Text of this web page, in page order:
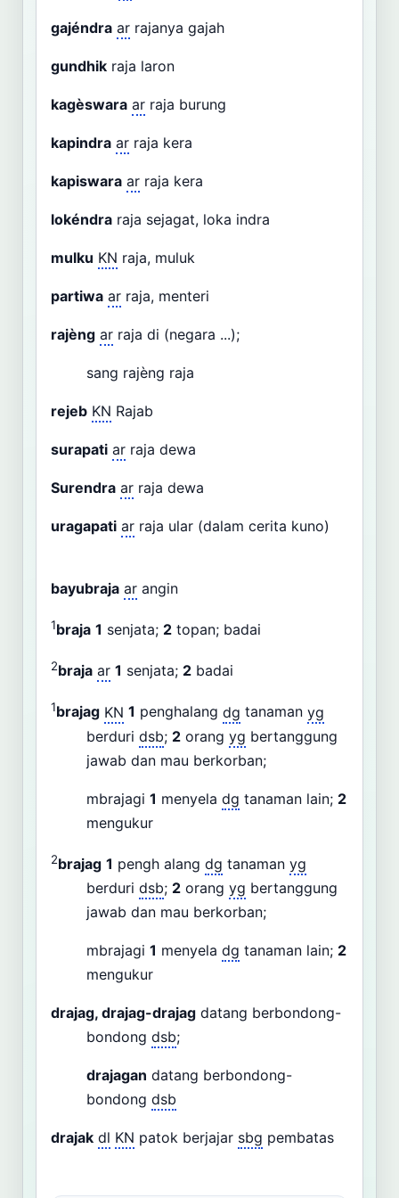
gajéndra ar rajanya gajah
gundhik raja laron
kagèswara ar raja burung
kapindra ar raja kera
kapiswara ar raja kera
lokéndra raja sejagat, loka indra
mulku KN raja, muluk
partiwa ar raja, menteri
rajèng ar raja di (negara ...);
sang rajèng raja
rejeb KN Rajab
surapati ar raja dewa
Surendra ar raja dewa
uragapati ar raja ular (dalam cerita kuno)
bayubraja ar angin
1braja 1 senjata; 2 topan; badai
2braja ar 1 senjata; 2 badai
1brajag KN 1 penghalang dg tanaman yg
berduri dsb; 2 orang yg bertanggung
jawab dan mau berkorban;
mbrajagi 1 menyela dg tanaman lain; 2
mengukur
2brajag 1 pengh alang dg tanaman yg
berduri dsb; 2 orang yg bertanggung
jawab dan mau berkorban;
mbrajagi 1 menyela dg tanaman lain; 2
mengukur
drajag, drajag-drajag datang berbondong-
bondong dsb;
drajagan datang berbondong-
bondong dsb
drajak dl KN patok berjajar sbg pembatas